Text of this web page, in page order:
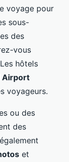
voyage pour
sous-
des
vous
hôtels
Airport
voyageurs.
ou des
des
et